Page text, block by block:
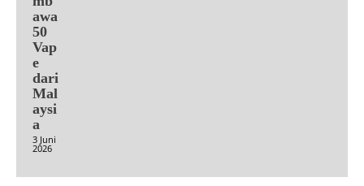
awa
50
Vap
e
dari
Mal
aysi
a
3 Juni
2026